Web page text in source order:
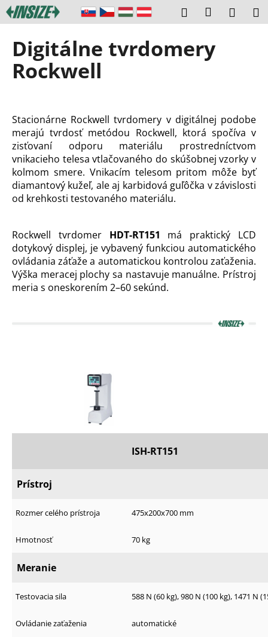
Prejsť
na
obsah
Hľadať
Digitálne tvrdomery
Rockwell
Stacionárne Rockwell tvrdomery v digitálnej podobe
merajú tvrdosť metódou Rockwell, ktorá spočíva v
zisťovaní odporu materiálu prostredníctvom
vnikacieho telesa vtlačovaného do skúšobnej vzorky v
kolmom smere. Vnikacím telesom pritom môže byť
diamantový kužeľ, ale aj karbidová guľôčka v závislosti
od krehkosti testovaného materiálu.
Rockwell tvrdomer HDT-RT151 má praktický LCD
dotykový displej, je vybavený funkciou automatického
ovládania záťaže a automatickou kontrolou zaťaženia.
Výška meracej plochy sa nastavuje manuálne. Prístroj
meria s oneskorením 2–60 sekúnd.
ISH-RT151
Prístroj
Rozmer celého prístroja 475x200x700 mm
Hmotnosť 70 kg
Meranie
Testovacia sila 588 N (60 kg), 980 N (100 kg), 1471 N
Ovládanie zaťaženia automatické
K
o
Č
o
o
t
r
e
b
u
j
t
e
n
á
HĽADAŤ
p
r
č
m